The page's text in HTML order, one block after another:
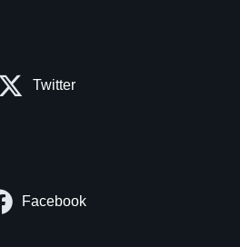
Twitter
Facebook